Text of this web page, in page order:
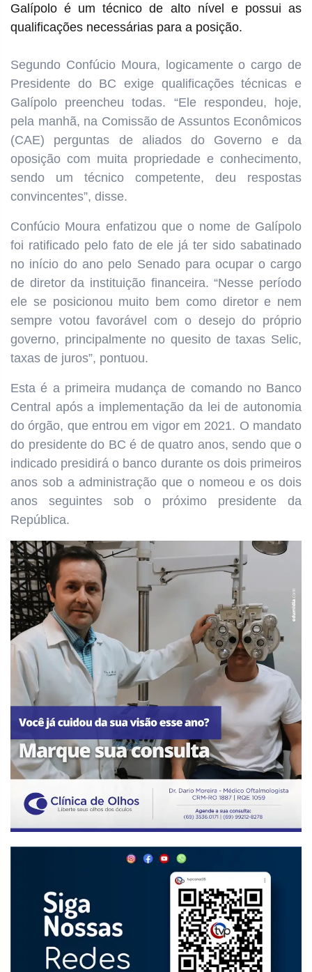
Galípolo é um técnico de alto nível e possui as
qualificações necessárias para a posição.
Segundo Confúcio Moura, logicamente o cargo de
Presidente do BC exige qualificações técnicas e
Galípolo preencheu todas. “Ele respondeu, hoje,
pela manhã, na Comissão de Assuntos Econômicos
(CAE) perguntas de aliados do Governo e da
oposição com muita propriedade e conhecimento,
sendo um técnico competente, deu respostas
convincentes”, disse.
Confúcio Moura enfatizou que o nome de Galípolo
foi ratificado pelo fato de ele já ter sido sabatinado
no início do ano pelo Senado para ocupar o cargo
de diretor da instituição financeira. “Nesse período
ele se posicionou muito bem como diretor e nem
sempre votou favorável com o desejo do próprio
governo, principalmente no quesito de taxas Selic,
taxas de juros”, pontuou.
Esta é a primeira mudança de comando no Banco
Central após a implementação da lei de autonomia
do órgão, que entrou em vigor em 2021. O mandato
do presidente do BC é de quatro anos, sendo que o
indicado presidirá o banco durante os dois primeiros
anos sob a administração que o nomeou e os dois
anos seguintes sob o próximo presidente da
República.